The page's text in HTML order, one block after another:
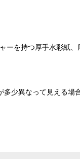
ーを持つ厚手水彩紙
少異なって見える場